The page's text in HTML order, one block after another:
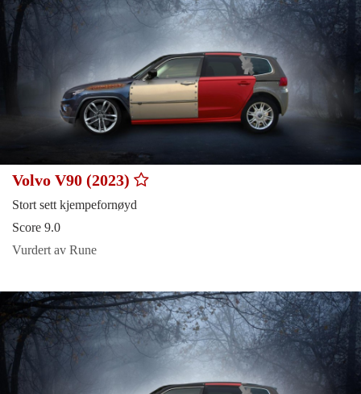
Volvo V90 (2023)
Stort sett kjempefornøyd
Score 9.0
Vurdert av Rune